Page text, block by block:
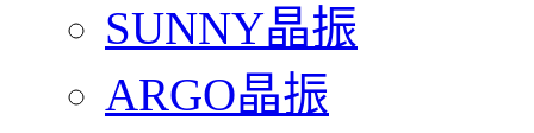
SUNNY晶振
ARGO晶振